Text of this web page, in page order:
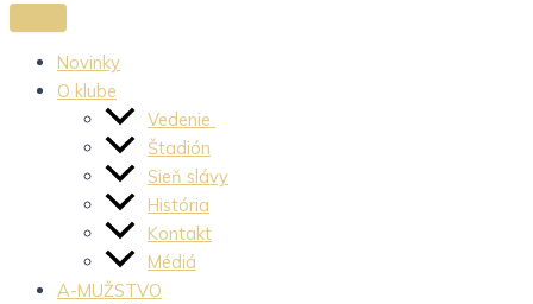
Novinky
O klube
Vedenie
Štadión
Sieň slávy
História
Kontakt
Médiá
A-MUŽSTVO